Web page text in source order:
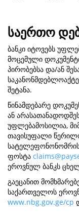
საერთო
ბანკი იტოვებს
მოცემული
პირობებსა და/ან
შეტანა.
წინამდებარე
ან
უფლებამოსილია,
თავისუფალი
ფოსტა
ეროვნულ ბანკს
გაეცანით
საქართველოს
www.nbg.gov.ge/cp